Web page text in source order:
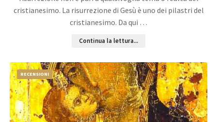
cristianesimo. La risurrezione di Gesù è uno dei pilastri del
cristianesimo. Da qui …
Continua la lettura...
RECENSIONI